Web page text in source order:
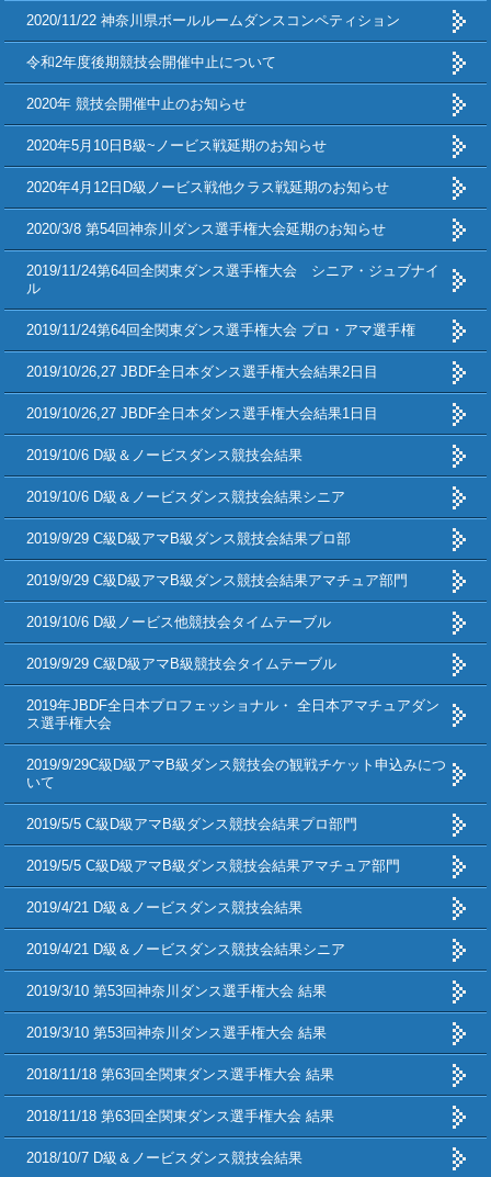
2020/11/22 神奈川県ボールルームダンスコンペティション
令和2年度後期競技会開催中止について
2020年 競技会開催中止のお知らせ
2020年5月10日B級~ノービス戦延期のお知らせ
2020年4月12日D級ノービス戦他クラス戦延期のお知らせ
2020/3/8 第54回神奈川ダンス選手権大会延期のお知らせ
2019/11/24第64回全関東ダンス選手権大会 シニア・ジュブナイ
ル
2019/11/24第64回全関東ダンス選手権大会 プロ・アマ選手権
2019/10/26,27 JBDF全日本ダンス選手権大会結果2日目
2019/10/26,27 JBDF全日本ダンス選手権大会結果1日目
2019/10/6 D級＆ノービスダンス競技会結果
2019/10/6 D級＆ノービスダンス競技会結果シニア
2019/9/29 C級D級アマB級ダンス競技会結果プロ部
2019/9/29 C級D級アマB級ダンス競技会結果アマチュア部門
2019/10/6 D級ノービス他競技会タイムテーブル
2019/9/29 C級D級アマB級競技会タイムテーブル
2019年JBDF全日本プロフェッショナル・ 全日本アマチュアダン
ス選手権大会
2019/9/29C級D級アマB級ダンス競技会の観戦チケット申込みにつ
いて
2019/5/5 C級D級アマB級ダンス競技会結果プロ部門
2019/5/5 C級D級アマB級ダンス競技会結果アマチュア部門
2019/4/21 D級＆ノービスダンス競技会結果
2019/4/21 D級＆ノービスダンス競技会結果シニア
2019/3/10 第53回神奈川ダンス選手権大会 結果
2019/3/10 第53回神奈川ダンス選手権大会 結果
2018/11/18 第63回全関東ダンス選手権大会 結果
2018/11/18 第63回全関東ダンス選手権大会 結果
2018/10/7 D級＆ノービスダンス競技会結果